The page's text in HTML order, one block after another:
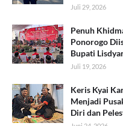
Juli 29, 2026
Penuh
Ponorogo
Bupati
Juli 19, 2026
Keris Kyai
Menjadi
Diri dan